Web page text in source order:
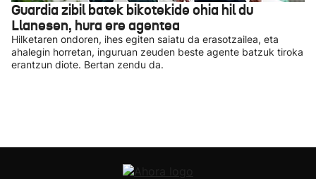
Guardia zibil batek bikotekide ohia hil du
Llanesen, hura ere agentea
Hilketaren ondoren, ihes egiten saiatu da erasotzailea, eta
ahalegin horretan, inguruan zeuden beste agente batzuk tiroka
erantzun diote. Bertan zendu da.